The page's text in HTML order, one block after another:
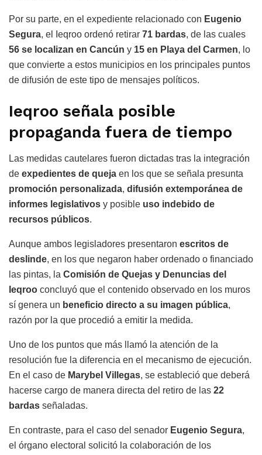
Por su parte, en el expediente relacionado con Eugenio
Segura, el Ieqroo ordenó retirar 71 bardas, de las cuales
56 se localizan en Cancún y 15 en Playa del Carmen, lo
que convierte a estos municipios en los principales puntos
de difusión de este tipo de mensajes políticos.
Ieqroo señala posible
propaganda fuera de tiempo
Las medidas cautelares fueron dictadas tras la integración
de expedientes de queja en los que se señala presunta
promoción personalizada, difusión extemporánea de
informes legislativos y posible uso indebido de
recursos públicos.
Aunque ambos legisladores presentaron escritos de
deslinde, en los que negaron haber ordenado o financiado
las pintas, la Comisión de Quejas y Denuncias del
Ieqroo concluyó que el contenido observado en los muros
sí genera un beneficio directo a su imagen pública,
razón por la que procedió a emitir la medida.
Uno de los puntos que más llamó la atención de la
resolución fue la diferencia en el mecanismo de ejecución.
En el caso de Marybel Villegas, se estableció que deberá
hacerse cargo de manera directa del retiro de las 22
bardas señaladas.
En contraste, para el caso del senador Eugenio Segura,
el órgano electoral solicitó la colaboración de los